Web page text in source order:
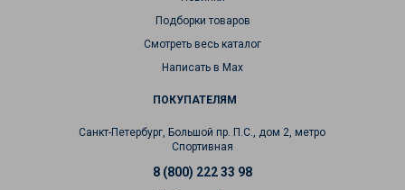
ПОКУПАТЕЛЯМ
Подборки товаров
Смотреть весь каталог
Написать в Max
Санкт-Петербург, Большой пр. П.С., дом 2, метро
Спортивная
8 (800) 222 33 98